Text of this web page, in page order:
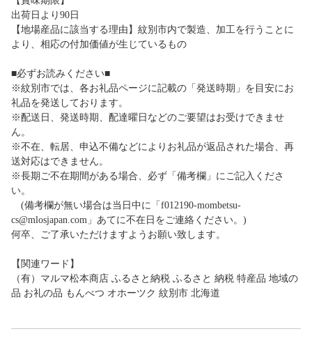
出荷日より90日
【地場産品に該当する理由】紋別市内で製造、加工を行うことに
より、相応の付加価値が生じているもの
■必ずお読みください■
※紋別市では、各お礼品ページに記載の「発送時期」を目安にお
礼品を発送しております。
※配送日、発送時期、配達曜日などのご要望はお受けできませ
ん。
※不在、転居、申込不備などによりお礼品が返品された場合、再
送対応はできません。
※長期ご不在期間がある場合、必ず「備考欄」にご記入くださ
い。
(備考欄が無い場合は当日中に「f012190-mombetsu-
cs@mlosjapan.com」あてに不在日をご連絡ください。)
何卒、ご了承いただけますようお願い致します。
【関連ワード】
（有）マルマ松本商店 ふるさと納税 ふるさと 納税 特産品 地域の
品 お礼の品 もんべつ オホーツク 紋別市 北海道